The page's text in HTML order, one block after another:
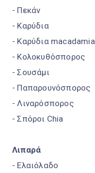
- Πεκάν
- Καρύδια
- Καρύδια macadamia
- Κολοκυθόσπορος
- Σουσάμι
- Παπαρουνόσπορος
- Λιναρόσπορος
- Σπόροι Chia
Λιπαρά
- Ελαιόλαδο